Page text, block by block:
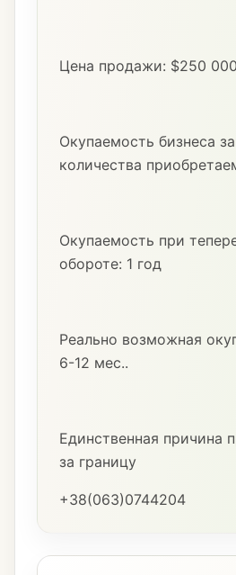
Цена продажи: $250 000
Окупаемость бизнеса
количества
Окупаемость при
обороте: 1 год
Реально возможная
6-12 мес..
Единственная причина
за границу
+38(063)0744204